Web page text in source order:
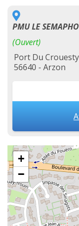
PMU LE
(Ouvert)
Port Du Crouesty
56640 - Arzon
+
−